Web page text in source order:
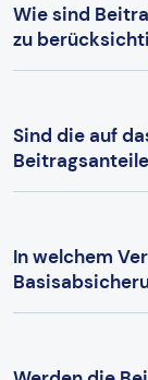
Wie sind
zu
Sind die auf
In welchem